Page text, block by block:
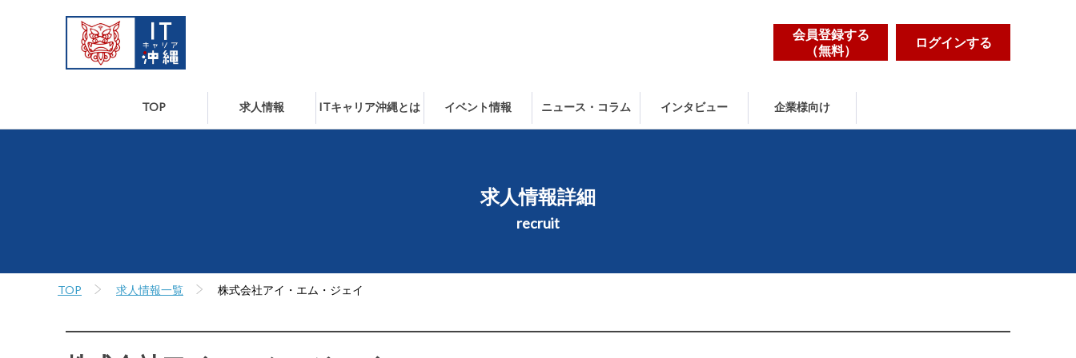
会員登録する
（無料）
ログインする
TOP 求人情報 ITキャリア沖縄とは イベント情報 ニュース・コラム インタビュー 企業様向け
求人情報詳細
recruit
TOP 求人情報一覧 株式会社アイ・エム・ジェイ